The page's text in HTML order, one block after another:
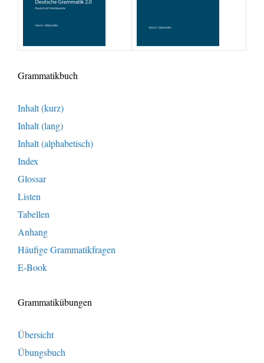
Grammatikbuch
Inhalt (kurz)
Inhalt (lang)
Inhalt (alphabetisch)
Index
Glossar
Listen
Tabellen
Anhang
Häufige Grammatikfragen
E-Book
Grammatikübungen
Übersicht
Übungsbuch